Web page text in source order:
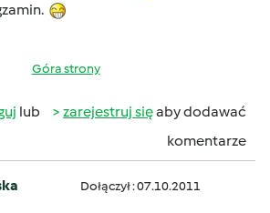
Góra strony
lub zarejestruj sięaby dodawać
komentarze
Dołączył : 07.10.2011